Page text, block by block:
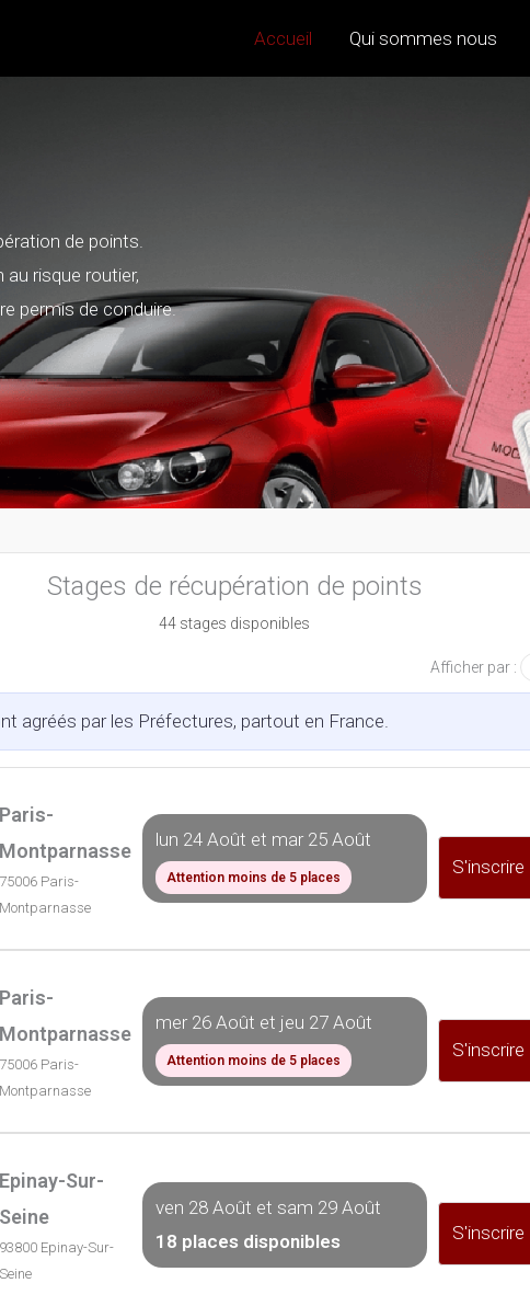
Accueil Qui sommes nous
de points.
risque routier,
permis de conduire.
Stages de récupération de points
44 stages disponibles
Afficher par :
agréés par les Préfectures, partout en France.
Paris-
Montparnasse
75006 Paris-
Montparnasse
lun 24 Août et mar 25 Août
Attention moins de 5 places S'inscrire
Paris-
Montparnasse
75006 Paris-
Montparnasse
mer 26 Août et jeu 27 Août
Attention moins de 5 places S'inscrire
Epinay-Sur-
Seine
93800 Epinay-Sur-
Seine
ven 28 Août et sam 29 Août
18 places disponibles
S'inscrire